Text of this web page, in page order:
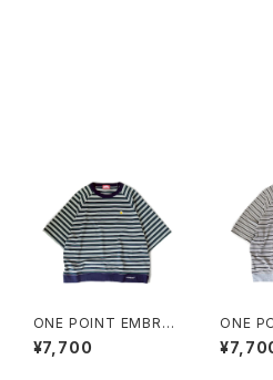
ONE POINT EMBROI
DERED “beer” MULT
I BORDER HS SWEA
¥7,700
ONE
DERED
I